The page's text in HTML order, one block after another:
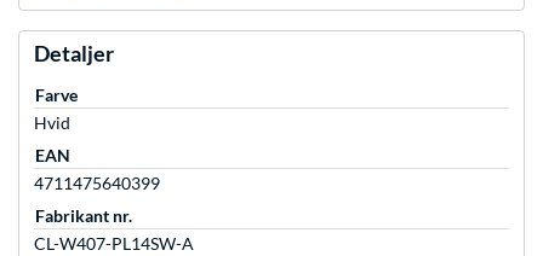
Detaljer
Farve
Hvid
EAN
4711475640399
Fabrikant nr.
CL-W407-PL14SW-A